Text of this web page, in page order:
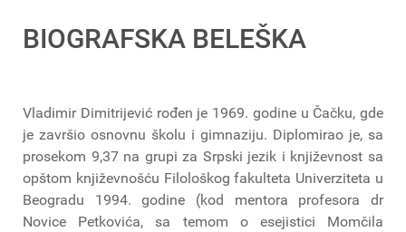
BIOGRAFSKA BELEŠKA
Vladimir Dimitrijević rođen je 1969. godine u Čačku, gde
je završio osnovnu školu i gimnaziju. Diplomirao je, sa
prosekom 9,37 na grupi za Srpski jezik i književnost sa
opštom književnošću Filološkog fakulteta Univerziteta u
Beogradu 1994. godine (kod mentora profesora dr
Novice Petkovića, sa temom o esejistici Momčila